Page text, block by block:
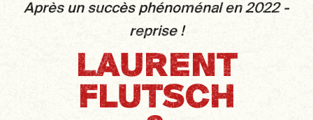
Après un succès phénoménal en 2022 -
reprise !
LAURENT
FLUTSCH